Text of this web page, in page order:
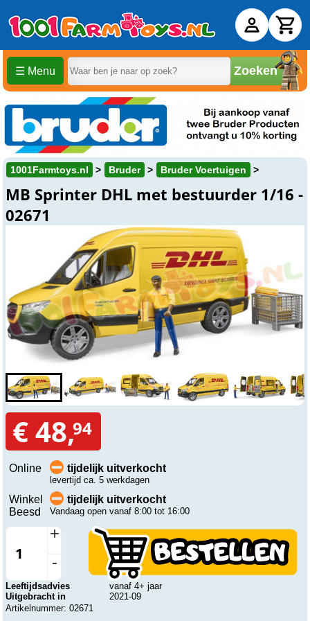
☰ Menu Zoeken
1001Farmtoys.nl Bruder Bruder Voertuigen
MB Sprinter DHL met bestuurder 1/16 -
02671
€ 48,94
Online tijdelijk uitverkocht
levertijd ca. 5 werkdagen
Winkel
Beesd
tijdelijk uitverkocht
Vandaag open vanaf 8:00 tot 16:00
+
-
Leeftijdsadvies
vanaf 4+ jaar
Uitgebracht in
2021-09
Artikelnummer: 02671